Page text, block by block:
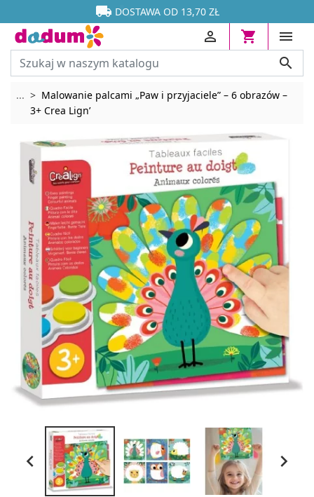

 DOSTAWA OD 13,70 ZŁ






... Rozwiń breadcrumbs
Malowanie palcami „Paw i przyjaciele” – 6 obrazów –
3+ Crea Lign’
 